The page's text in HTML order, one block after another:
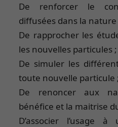
De renforcer le
diffusées dans la nature
De rapprocher les
les nouvelles particules ;
De simuler les
toute nouvelle particule ;
De renoncer aux
bénéfice et la maitrise
D’associer l’usage